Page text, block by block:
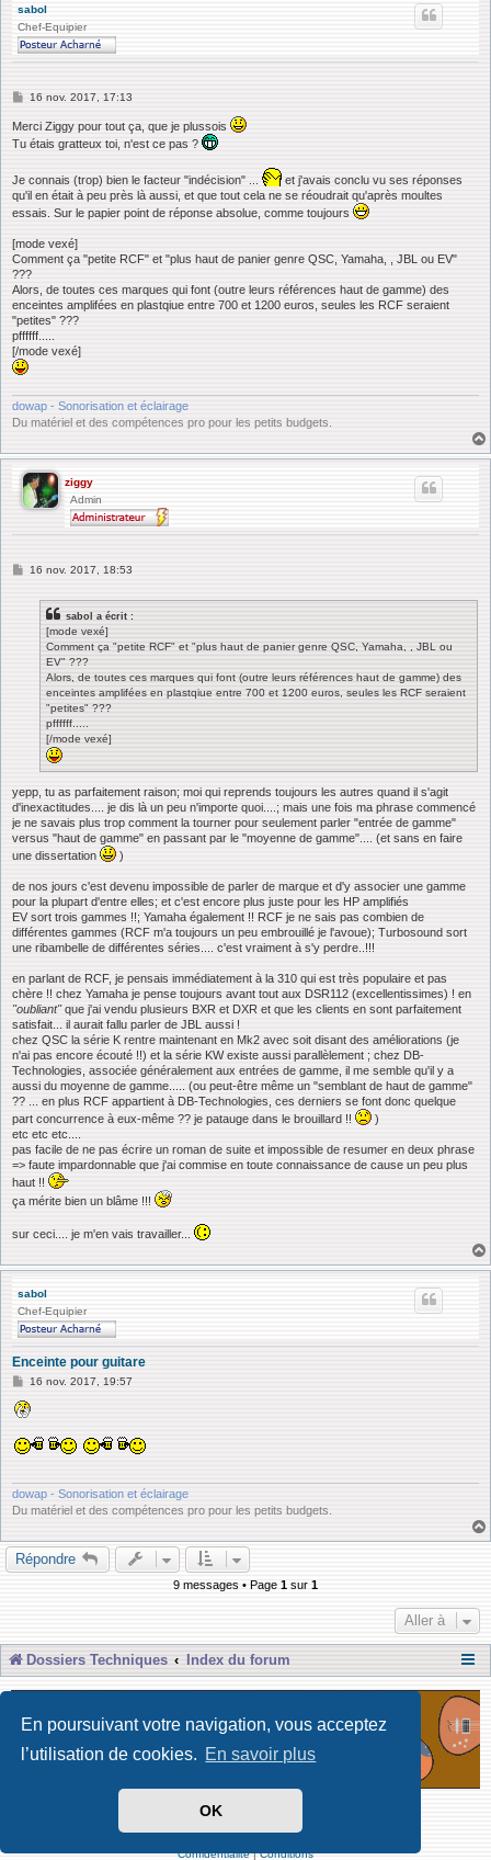
En poursuivant votre navigation, vous acceptez
l’utilisation de cookies. En savoir plus
OK
sabol
Chef-Equipier
M
s
a
16 nov. 2017, 17:13
Merci Ziggy pour tout ça, que je plussois
Tu étais gratteux toi, n'est ce pas ?
Je connais (trop) bien le facteur "indécision" ...
et j'avais conclu vu ses réponses
qu'il en était à peu près là aussi, et que tout cela ne se réoudrait qu'après moultes
essais. Sur le papier point de réponse absolue, comme toujours
[mode vexé]
Comment ça "petite RCF" et "plus haut de panier genre QSC, Yamaha, , JBL ou EV"
???
Alors, de toutes ces marques qui font (outre leurs références haut de gamme) des
enceintes amplifées en plastqiue entre 700 et 1200 euros, seules les RCF seraient
"petites" ???
pffffff.....
[/mode vexé]
dowap - Sonorisation et éclairage
Du matériel et des compétences pro pour les petits budgets.
ziggy
Admin
M16 nov. 2017, 18:53
sabol a écrit :
[mode vexé]
Comment ça "petite RCF" et "plus haut de panier genre QSC, Yamaha, , JBL ou
EV" ???
Alors, de toutes ces marques qui font (outre leurs références haut de gamme) des
enceintes amplifées en plastqiue entre 700 et 1200 euros, seules les RCF seraient
"petites" ???
pffffff.....
[/mode vexé]
yepp, tu as parfaitement raison; moi qui reprends toujours les autres quand il s'agit
d'inexactitudes.... je dis là un peu n'importe quoi....; mais une fois ma phrase commencé
je ne savais plus trop comment la tourner pour seulement parler "entrée de gamme"
versus "haut de gamme" en passant par le "moyenne de gamme".... (et sans en faire
une dissertation
)
de nos jours c'est devenu impossible de parler de marque et d'y associer une gamme
pour la plupart d'entre elles; et c'est encore plus juste pour les HP amplifiés
EV sort trois gammes !!; Yamaha également !! RCF je ne sais pas combien de
différentes gammes (RCF m'a toujours un peu embrouillé je l'avoue); Turbosound sort
une ribambelle de différentes séries.... c'est vraiment à s'y perdre..!!!
en parlant de RCF, je pensais immédiatement à la 310 qui est très populaire et pas
chère !! chez Yamaha je pense toujours avant tout aux DSR112 (excellentissimes) ! en
"oubliant"que j'ai vendu plusieurs BXR et DXR et que les clients en sont parfaitement
satisfait... il aurait fallu parler de JBL aussi !
chez QSC la série K rentre maintenant en Mk2 avec soit disant des améliorations (je
n'ai pas encore écouté !!) et la série KW existe aussi parallèlement ; chez DB-
Technologies, associée généralement aux entrées de gamme, il me semble qu'il y a
aussi du moyenne de gamme..... (ou peut-être même un "semblant de haut de gamme"
?? ... en plus RCF appartient à DB-Technologies, ces derniers se font donc quelque
part concurrence à eux-même ?? je patauge dans le brouillard !!
)
etc etc etc....
pas facile de ne pas écrire un roman de suite et impossible de resumer en deux phrase
=> faute impardonnable que j'ai commise en toute connaissance de cause un peu plus
haut !!
ça mérite bien un blâme !!!
sur ceci.... je m'en vais travailler...
sabol
Chef-Equipier
Enceinte pour guitare
M
s
s
g
16 nov. 2017, 19:57
dowap - Sonorisation et éclairage
Du matériel et des compétences pro pour les petits budgets.
Répondre
9 messages • Page 1 sur 1
Aller à
Dossiers Techniques Index du forum
Développé par Forum Software © phpBB Limited
Traduit par phpBB-fr
Confidentialité|Conditions